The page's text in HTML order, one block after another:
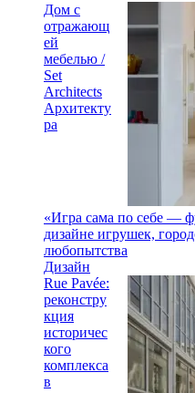
Дом с
отражающ
ей
мебелью /
Set
Architects
Архитекту
ра
«Игра сама по себе —
дизайне игрушек,
любопытства
Дизайн
Rue Pavée:
реконстру
кция
историчес
кого
комплекса
в